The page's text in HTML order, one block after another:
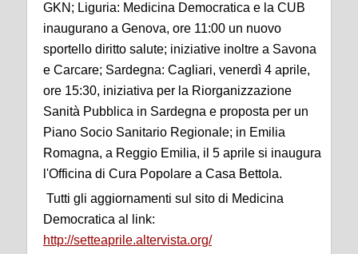
GKN; Liguria: Medicina Democratica e la CUB
inaugurano a Genova, ore 11:00 un nuovo
sportello diritto salute; iniziative inoltre a Savona
e Carcare; Sardegna: Cagliari, venerdì 4 aprile,
ore 15:30, iniziativa per la Riorganizzazione
Sanità Pubblica in Sardegna e proposta per un
Piano Socio Sanitario Regionale; in Emilia
Romagna, a Reggio Emilia, il 5 aprile si inaugura
l'Officina di Cura Popolare a Casa Bettola.
Tutti gli aggiornamenti sul sito di Medicina
Democratica al link:
http://setteaprile.altervista.org/